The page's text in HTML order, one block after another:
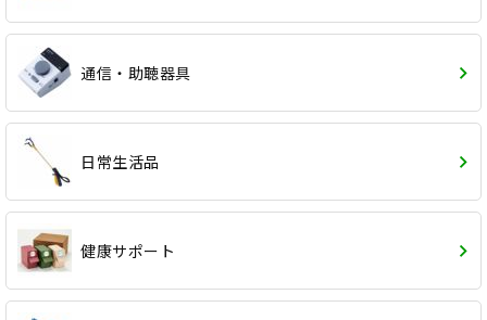
通信・助聴器具
日常生活品
健康サポート